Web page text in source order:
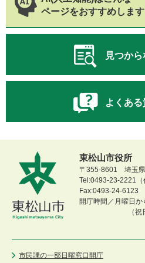
ページをおすすめします
見つか
よくあ
東松山市役所
〒355-8601 埼玉県
Tel:0493-23-2221（
Fax:0493-24-6123
開庁時間／月曜日か
（
市民課の一部日曜窓口開庁